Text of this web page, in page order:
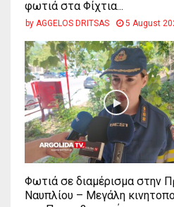
φωτιά στα Φίχτια...
by AGGELOS DRITSAS 5 August
Φωτιά σε διαμέρισμα στην
Ναυπλίου – Μεγάλη